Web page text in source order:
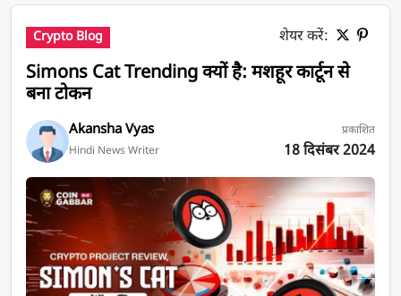
Crypto Blog शेयर करें:
Simons Cat Trending क्यों है: मशहूर कार्टून से
बना टोकन
Akansha Vyas
Hindi News Writer
प्रकाशित
18 दिसंबर 2024
Simons Cat Trending क्यों है: मशहूर कार्टून से बना टोकन